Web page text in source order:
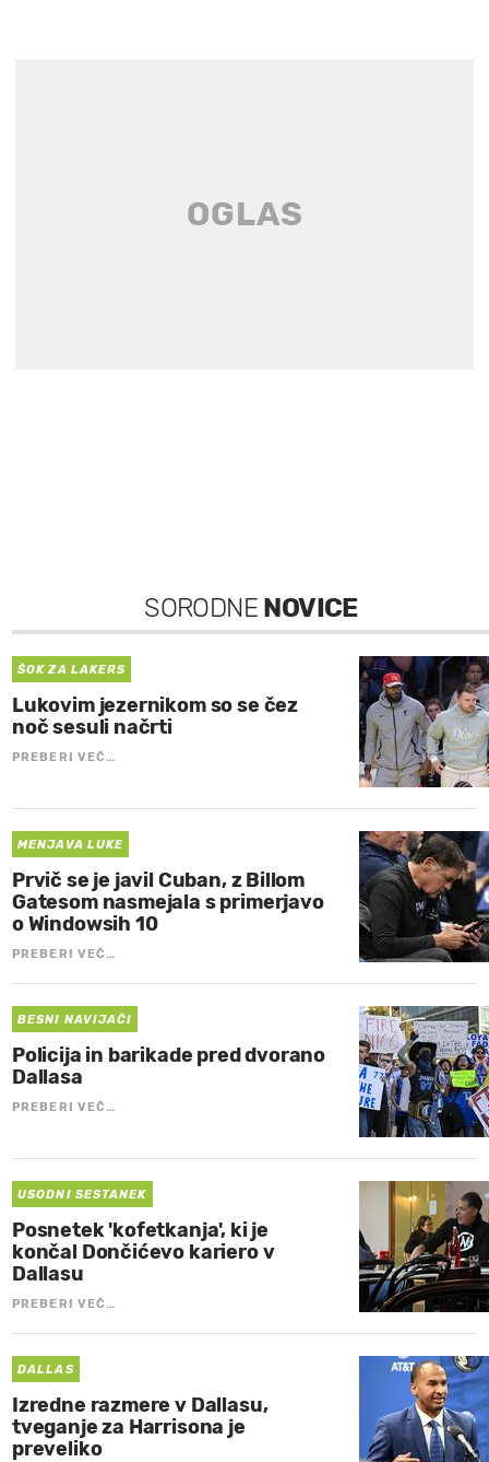
SORODNE NOVICE
ŠOK ZA LAKERS
Lukovim jezernikom so se čez
noč sesuli načrti
PREBERI VEČ…
MENJAVA LUKE
Prvič se je javil Cuban, z Billom
Gatesom nasmejala s primerjavo
o Windowsih 10
PREBERI VEČ…
BESNI NAVIJAČI
Policija in barikade pred dvorano
Dallasa
PREBERI VEČ…
USODNI SESTANEK
Posnetek 'kofetkanja', ki je
končal Dončićevo kariero v
Dallasu
PREBERI VEČ…
DALLAS
Izredne razmere v Dallasu,
tveganje za Harrisona je
preveliko